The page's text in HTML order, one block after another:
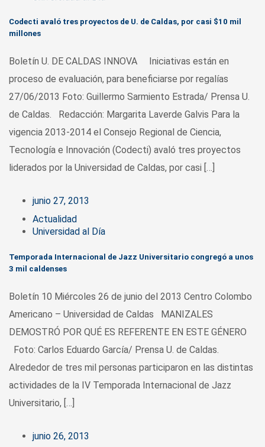
Codecti avaló tres proyectos de U. de Caldas, por casi $10 mil
millones
Boletín U. DE CALDAS INNOVA Iniciativas están en
proceso de evaluación, para beneficiarse por regalías
27/06/2013 Foto: Guillermo Sarmiento Estrada/ Prensa U.
de Caldas. Redacción: Margarita Laverde Galvis Para la
vigencia 2013-2014 el Consejo Regional de Ciencia,
Tecnología e Innovación (Codecti) avaló tres proyectos
liderados por la Universidad de Caldas, por casi […]
junio 27, 2013
Actualidad
Universidad al Día
Temporada Internacional de Jazz Universitario congregó a unos
3 mil caldenses
Boletín 10 Miércoles 26 de junio del 2013 Centro Colombo
Americano – Universidad de Caldas MANIZALES
DEMOSTRÓ POR QUÉ ES REFERENTE EN ESTE GÉNERO
Foto: Carlos Eduardo García/ Prensa U. de Caldas.
Alrededor de tres mil personas participaron en las distintas
actividades de la IV Temporada Internacional de Jazz
Universitario, […]
junio 26, 2013